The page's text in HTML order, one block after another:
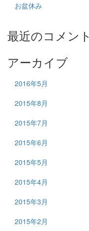
お盆休み
最近のコメント
アーカイブ
2016年5月
2015年8月
2015年7月
2015年6月
2015年5月
2015年4月
2015年3月
2015年2月